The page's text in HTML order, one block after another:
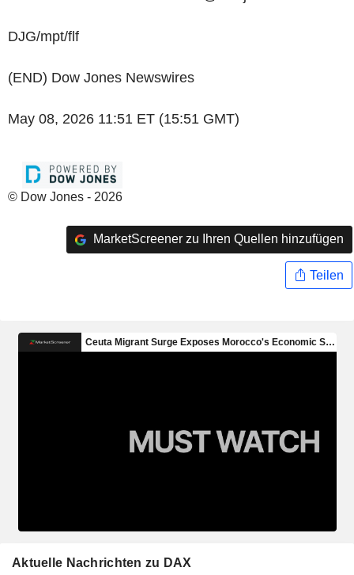
DJG/mpt/flf
(END) Dow Jones Newswires
May 08, 2026 11:51 ET (15:51 GMT)
© Dow Jones - 2026
MarketScreener zu Ihren Quellen hinzufügen
Teilen
Aktuelle Nachrichten zu DAX